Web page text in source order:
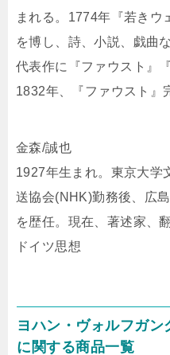
まれる。1774年『若きウ
を博し、詩、小説、戯曲
代表作に『ファウスト』
1832年、『ファウスト』
金森/誠也
1927年生まれ。東京大学
送協会(NHK)勤務後、広
を歴任。現在、著述家、
ドイツ思想
ヨハン・ヴォルフガ
に関する商品一覧